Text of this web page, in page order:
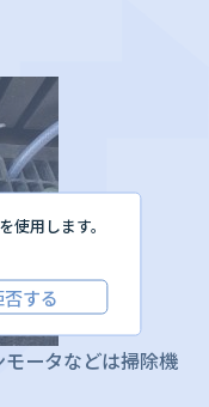
用します。
否する
ータなどは掃除機